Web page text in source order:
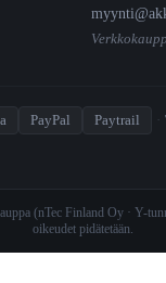
PayPal Paytrail ·
(nTec Finland Oy · Y-
oikeudet pidätetään.